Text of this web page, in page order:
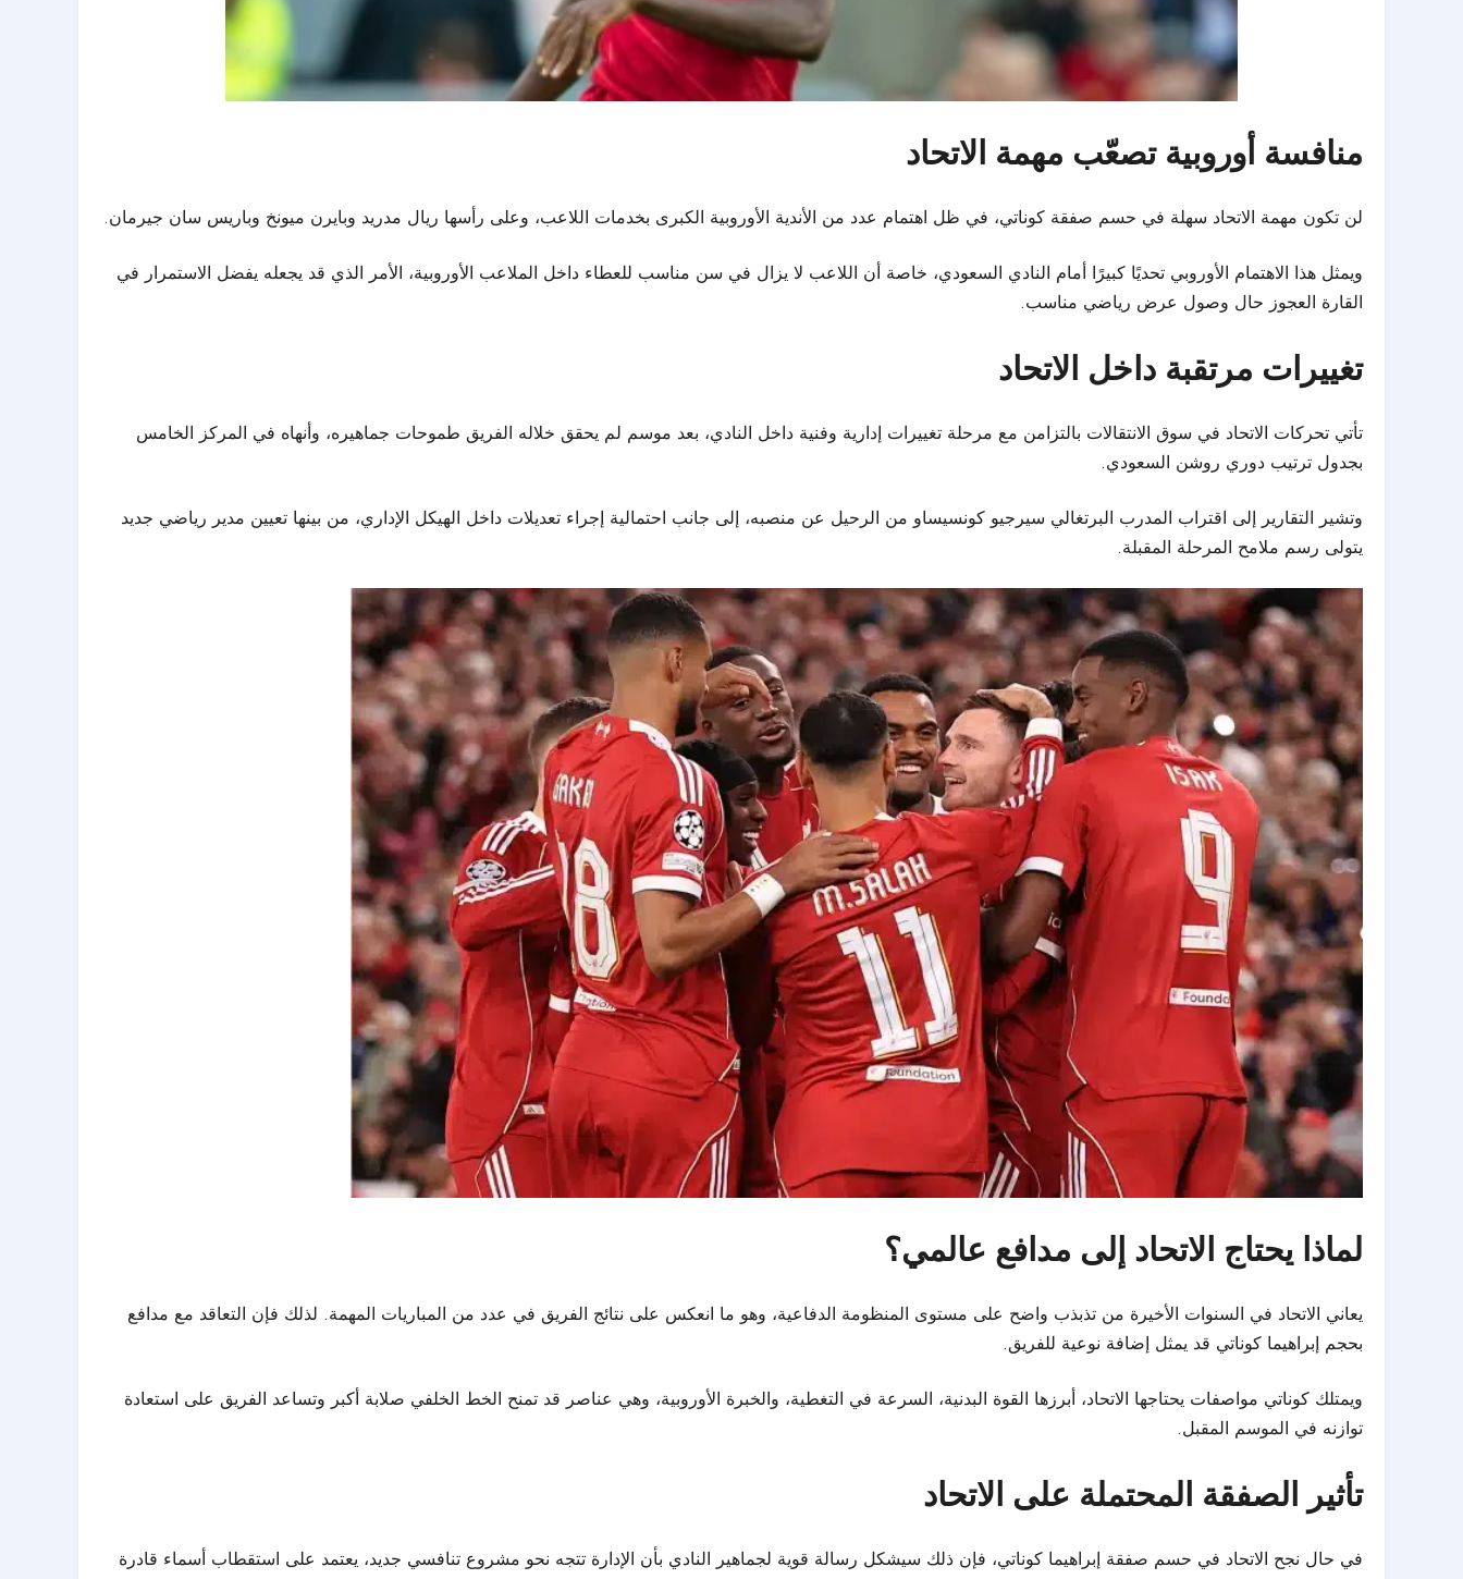
منافسة أوروبية تصعّب مهمة الاتحاد
لن تكون مهمة الاتحاد سهلة في حسم صفقة كوناتي، في ظل اهتمام عدد من الأندية الأوروبية الكبرى بخدمات اللاعب، وعلى رأسها ريال مدريد وبايرن ميونخ وباريس سان جيرمان.
ويمثل هذا الاهتمام الأوروبي تحديًا كبيرًا أمام النادي السعودي، خاصة أن اللاعب لا يزال في سن مناسب للعطاء داخل الملاعب الأوروبية، الأمر الذي قد يجعله يفضل الاستمرار في
القارة العجوز حال وصول عرض رياضي مناسب.
تغييرات مرتقبة داخل الاتحاد
تأتي تحركات الاتحاد في سوق الانتقالات بالتزامن مع مرحلة تغييرات إدارية وفنية داخل النادي، بعد موسم لم يحقق خلاله الفريق طموحات جماهيره، وأنهاه في المركز الخامس
بجدول ترتيب دوري روشن السعودي.
وتشير التقارير إلى اقتراب المدرب البرتغالي سيرجيو كونسيساو من الرحيل عن منصبه، إلى جانب احتمالية إجراء تعديلات داخل الهيكل الإداري، من بينها تعيين مدير رياضي جديد
يتولى رسم ملامح المرحلة المقبلة.
لماذا يحتاج الاتحاد إلى مدافع عالمي؟
يعاني الاتحاد في السنوات الأخيرة من تذبذب واضح على مستوى المنظومة الدفاعية، وهو ما انعكس على نتائج الفريق في عدد من المباريات المهمة. لذلك فإن التعاقد مع مدافع
بحجم إبراهيما كوناتي قد يمثل إضافة نوعية للفريق.
ويمتلك كوناتي مواصفات يحتاجها الاتحاد، أبرزها القوة البدنية، السرعة في التغطية، والخبرة الأوروبية، وهي عناصر قد تمنح الخط الخلفي صلابة أكبر وتساعد الفريق على استعادة
توازنه في الموسم المقبل.
تأثير الصفقة المحتملة على الاتحاد
في حال نجح الاتحاد في حسم صفقة إبراهيما كوناتي، فإن ذلك سيشكل رسالة قوية لجماهير النادي بأن الإدارة تتجه نحو مشروع تنافسي جديد، يعتمد على استقطاب أسماء قادرة